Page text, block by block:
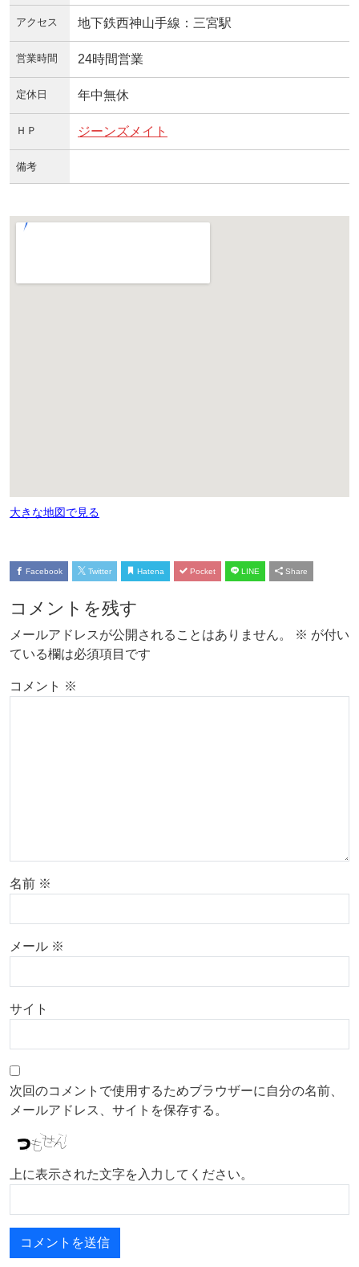
アクセス 地下鉄西神山手線：三宮駅
営業時間 24時間営業
定休日 年中無休
ＨＰ ジーンズメイト
備考
大きな地図で見る
Facebook Twitter Hatena Pocket LINE Share
コメントを残す
メールアドレスが公開されることはありません。 ※ が付い
ている欄は必須項目です
コメント ※
名前 ※
メール ※
サイト
次回のコメントで使用するためブラウザーに自分の名前、
メールアドレス、サイトを保存する。
上に表示された文字を入力してください。